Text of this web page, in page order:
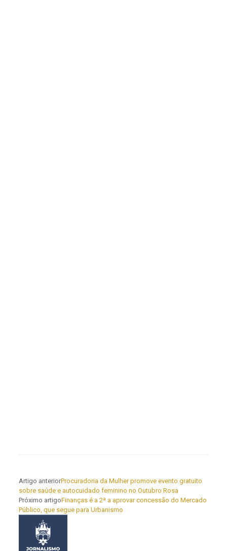
Artigo anteriorProcuradoria da Mulher promove evento gratuito
sobre saúde e autocuidado feminino no Outubro Rosa
Próximo artigoFinanças é a 2ª a aprovar concessão do Mercado
Público, que segue para Urbanismo